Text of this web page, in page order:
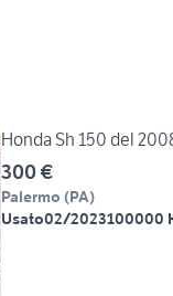
Honda Sh 150 del
300 €
Palermo (PA)
Usato02/2023100000